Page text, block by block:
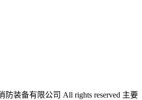
防装备有限公司 All rights reserved 主要